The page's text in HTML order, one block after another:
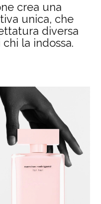
crea una
unica, che
diversa
la indossa.